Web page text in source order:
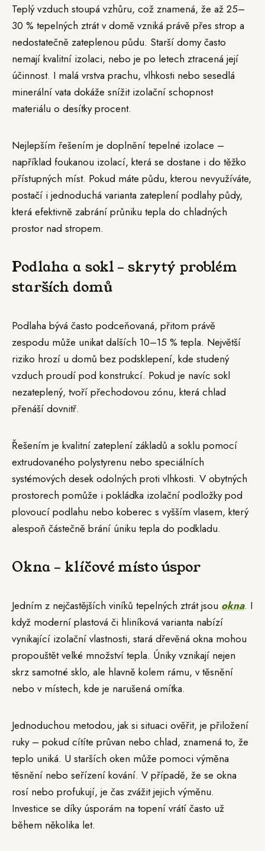
Teplý vzduch stoupá vzhůru, což znamená, že až 25–
30 % tepelných ztrát v domě vzniká právě přes strop a
nedostatečně zateplenou půdu. Starší domy často
nemají kvalitní izolaci, nebo je po letech ztracená její
účinnost. I malá vrstva prachu, vlhkosti nebo sesedlá
minerální vata dokáže snížit izolační schopnost
materiálu o desítky procent.
Nejlepším řešením je doplnění tepelné izolace –
například foukanou izolací, která se dostane i do těžko
přístupných míst. Pokud máte půdu, kterou nevyužíváte,
postačí i jednoduchá varianta zateplení podlahy půdy,
která efektivně zabrání průniku tepla do chladných
prostor nad stropem.
Podlaha a sokl – skrytý problém
starších domů
Podlaha bývá často podceňovaná, přitom právě
zespodu může unikat dalších 10–15 % tepla. Největší
riziko hrozí u domů bez podsklepení, kde studený
vzduch proudí pod konstrukcí. Pokud je navíc sokl
nezateplený, tvoří přechodovou zónu, která chlad
přenáší dovnitř.
Řešením je kvalitní zateplení základů a soklu pomocí
extrudovaného polystyrenu nebo speciálních
systémových desek odolných proti vlhkosti. V obytných
prostorech pomůže i pokládka izolační podložky pod
plovoucí podlahu nebo koberec s vyšším vlasem, který
alespoň částečně brání úniku tepla do podkladu.
Okna – klíčové místo úspor
Jedním z nejčastějších viníků tepelných ztrát jsou okna. I
když moderní plastová či hliníková varianta nabízí
vynikající izolační vlastnosti, stará dřevěná okna mohou
propouštět velké množství tepla. Úniky vznikají nejen
skrz samotné sklo, ale hlavně kolem rámu, v těsnění
nebo v místech, kde je narušená omítka.
Jednoduchou metodou, jak si situaci ověřit, je přiložení
ruky – pokud cítíte průvan nebo chlad, znamená to, že
teplo uniká. U starších oken může pomoci výměna
těsnění nebo seřízení kování. V případě, že se okna
rosí nebo profukují, je čas zvážit jejich výměnu.
Investice se díky úsporám na topení vrátí často už
během několika let.